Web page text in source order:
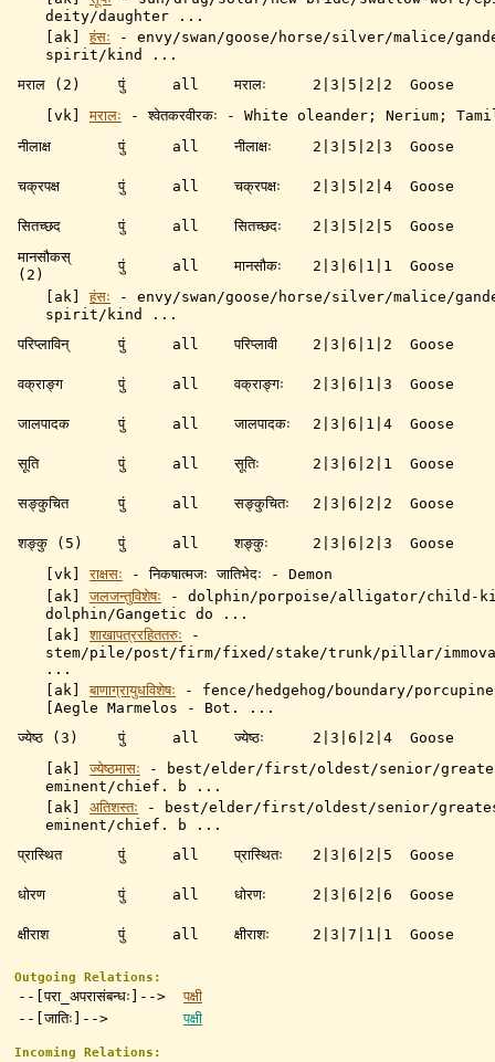
deity/daughter ...
[ak]हंसः - envy/swan/goose/horse/silver/malice/
spirit/kind ...
मराल (2)
पुं all मरालः 2|3|5|2|2
Goose
[vk]मरालः - श्वेतकरवीरकः - White oleander; Nerium;
नीलाक्ष
पुं all नीलाक्षः 2|3|5|2|3 Goose
चक्रपक्ष पुं all चक्रपक्षः 2|3|5|2|4 Goose
सितच्छद पुं all सितच्छदः 2|3|5|2|5
Goose
मानसौकस्
(2)
पुं all मानसौकः 2|3|6|1|1
Goose
[ak]हंसः - envy/swan/goose/horse/silver/malice/
spirit/kind ...
परिप्लाविन्
पुं all परिप्लावी 2|3|6|1|2 Goose
वक्राङ्ग पुं all वक्राङ्गः 2|3|6|1|3 Goose
जालपादक पुं all जालपादकः 2|3|6|1|4 Goose
सूति पुं all सूतिः 2|3|6|2|1 Goose
सङ्कुचित पुं all सङ्कुचितः 2|3|6|2|2 Goose
शङ्कु (5) पुं all शङ्कुः 2|3|6|2|3
Goose
[vk]राक्षसः - निकषात्मजः जातिभेदः - Demon
[ak]जलजन्तुविशेषः - dolphin/porpoise/alligator/child-
dolphin/Gangetic do ...
[ak]शाखापत्ररहिततरुः -
stem/pile/post/firm/fixed/stake/trunk/pillar/
...
[ak]बाणाग्रायुधविशेषः - fence/hedgehog/boundary/
[Aegle Marmelos - Bot. ...
ज्येष्ठ (3)
पुं all ज्येष्ठः 2|3|6|2|4
Goose
[ak]ज्येष्ठमासः -
best/elder/first/oldest/senior/
eminent/chief. b ...
[ak] अतिशस्तः -
best/elder/first/oldest/senior/
eminent/chief. b ...
प्रास्थित
पुं all प्रास्थितः 2|3|6|2|5 Goose
धोरण पुं all धोरणः 2|3|6|2|6 Goose
क्षीराश पुं all क्षीराशः 2|3|7|1|1 Goose
Outgoing Relations:
--[परा_अपरासंबन्धः]-->
पक्षी
--[जातिः]-->
पक्षी
Incoming Relations: